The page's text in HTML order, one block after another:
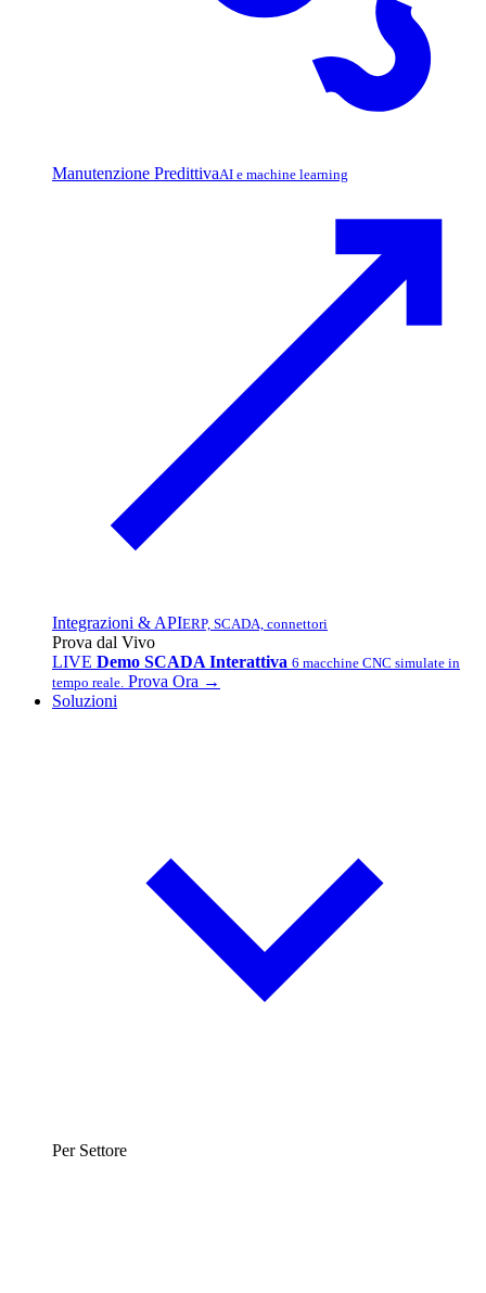
Manutenzione PredittivaAI e machine learning
Integrazioni & APIERP, SCADA, connettori
Prova dal Vivo
LIVE Demo SCADA Interattiva 6 macchine CNC simulate in
tempo reale. Prova Ora →
Soluzioni
Per Settore